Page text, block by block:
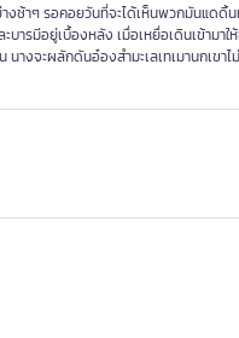
างช้าๆ รอคอยวันที่จะได้เห็นพวกมันแด
ารมีอยู่เบื้องหลัง เมื่อเหยื่อเดินเข้ามา
งจะผลักดันอ๋องสำมะเลเทเมานกเขา